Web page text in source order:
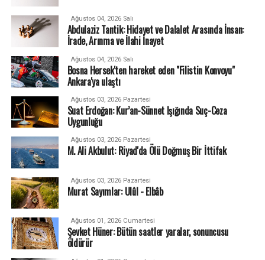
Ağustos 04, 2026 Salı
Abdulaziz Tantik: Hidayet ve Dalalet Arasında İnsan:
İrade, Arınma ve İlahi İnayet
Ağustos 04, 2026 Salı
Bosna Hersek'ten hareket eden "Filistin Konvoyu"
Ankara'ya ulaştı
Ağustos 03, 2026 Pazartesi
Suat Erdoğan: Kur’an-Sünnet Işığında Suç-Ceza
Uygunluğu
Ağustos 03, 2026 Pazartesi
M. Ali Akbulut: Riyad'da Ölü Doğmuş Bir İttifak
Ağustos 03, 2026 Pazartesi
Murat Sayımlar: Ulûl - Elbâb
Ağustos 01, 2026 Cumartesi
Şevket Hüner: Bütün saatler yaralar, sonuncusu
öldürür